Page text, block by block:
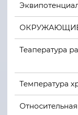
Теапература
Температура